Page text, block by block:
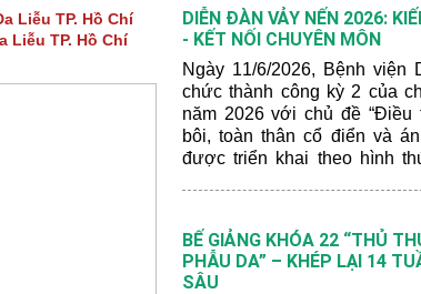
Liễu TP. Hồ Chí
Liễu TP. Hồ Chí
DIỄN ĐÀN VẢY NẾN 2026:
- KẾT NỐI CHUYÊN MÔN
Ngày 11/6/2026, Bệnh viện
chức thành công kỳ 2 của
năm 2026 với chủ đề “Điều
bôi, toàn thân cổ điển và
được triển khai theo hình
gia da liễu từ nhiều tỉnh
BẾ GIẢNG KHÓA 22 “THỦ
PHẪU DA” – KHÉP LẠI 14
SÂU